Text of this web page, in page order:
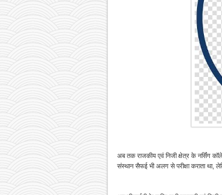
अब तक राजकीय एवं निजी क्षेत्र के नर्सिंग
संस्थान सैफई भी अलग से परीक्षा कराता था,